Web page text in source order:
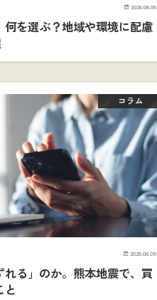
2026.08.06
何を選ぶ？地域や環境に配慮
コラム
2026.08.05
れる」のか。熊本地震で、買
と